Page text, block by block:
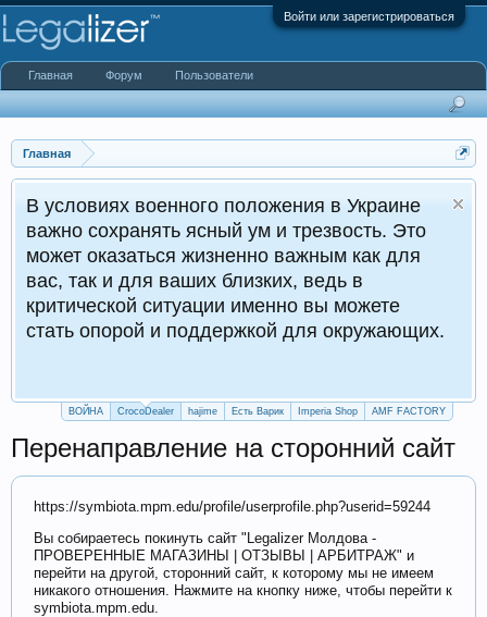
Войти или зарегистрироваться
Главная
положения в Украине
ясный ум и трезвость. Это
жизненно важным как для
ваших близких, ведь в
ситуации именно вы можете
и поддержкой для окружающих.
ВОЙНА CrocoDealer hajime Есть Варик Imperia Shop AMF FACTORY
Перенаправление на сторонний сайт
https://symbiota.mpm.edu/profile/userprofile.php?userid=59244
Вы собираетесь покинуть сайт "Legalizer Молдова -
ПРОВЕРЕННЫЕ МАГАЗИНЫ | ОТЗЫВЫ | АРБИТРАЖ" и
перейти на другой, сторонний сайт, к которому мы не имеем
никакого отношения. Нажмите на кнопку ниже, чтобы перейти к
symbiota.mpm.edu.
Главная Форум Пользователи